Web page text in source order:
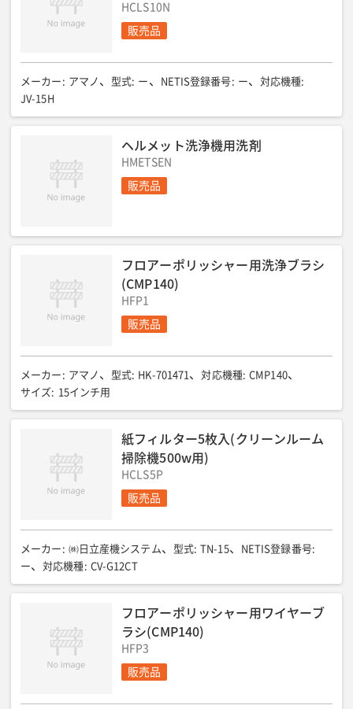
HCLS10N
販売品
メーカー : アマノ 型式: ー NETIS登録番号: ー 対応機種:
JV-15H
ヘルメット洗浄機用洗剤
HMETSEN
販売品
フロアーポリッシャー用洗浄ブラシ
(CMP140)
HFP1
販売品
メーカー : アマノ 型式: HK-701471 対応機種: CMP140
サイズ: 15インチ用
紙フィルター5枚入(クリーンルーム
掃除機500w用)
HCLS5P
販売品
メーカー : ㈱日立産機システム 型式: TN-15 NETIS登録番号:
ー
対応機種 : CV-G12CT
フロアーポリッシャー用ワイヤーブ
ラシ(CMP140)
HFP3
販売品